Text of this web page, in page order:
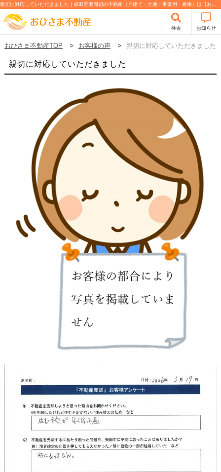
検索 お知らせ
おひさま不動産TOP お客様の声 親切に対応していただきました
親切に対応していただきました